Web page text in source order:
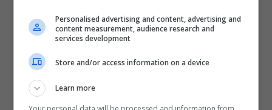
Personalised advertising and content, advertising and
content measurement, audience research and
services development
Store and/or access information on a device
Learn more